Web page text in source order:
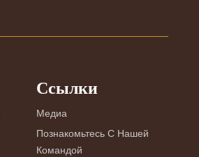
Ссылки
Медиа
Познакомьтесь С Нашей
Командой